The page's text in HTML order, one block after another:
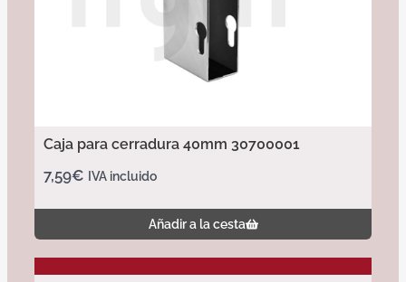
Caja para cerradura 40mm 30700001
7,59€ IVA incluido
Añadir a la cesta